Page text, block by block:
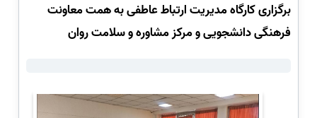
برگزاری کارگاه مدیریت ارتباط عاطفی به همت معاونت
فرهنگی دانشجویی و مرکز مشاوره و سلامت روان